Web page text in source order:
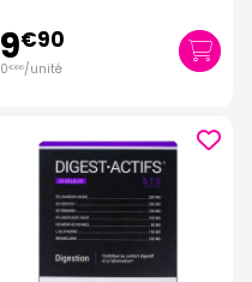
9€90
0€66/unité